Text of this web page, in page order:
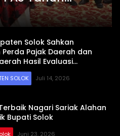
Rapat
Solok Sahkan
Pajak Daerah dan
Hasil Evaluasi
RI
SOLOK Juli 14, 2026
Nagari Sariak Alahan
Bupati Solok
Juni 23, 2026